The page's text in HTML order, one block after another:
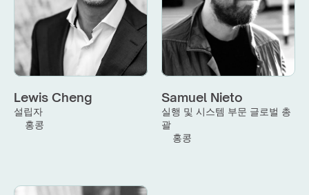
Lewis Cheng
설립자
홍콩
Samuel Nieto
실행 및 시스템 부문 글로벌 총
괄
홍콩